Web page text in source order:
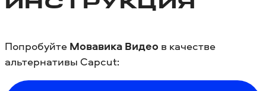
ИНСТРУКЦИЯ
Попробуйте Мовавика Видео в качестве
альтернативы Capcut: